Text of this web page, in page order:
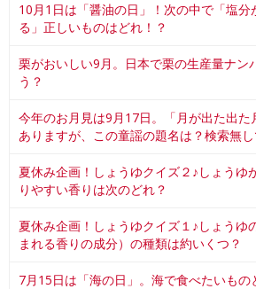
10月1日は「醤油の日」！次の中で「塩
る」正しいものはどれ！？
栗がおいしい9月。日本で栗の生産量ナン
う？
今年のお月見は9月17日。「月が出た出
ありますが、この童謡の題名は？検索無し
夏休み企画！しょうゆクイズ２♪しょうゆ
りやすい香りは次のどれ？
夏休み企画！しょうゆクイズ１♪しょうゆ
まれる香りの成分）の種類は約いくつ？
7月15日は「海の日」。海で食べたいもの